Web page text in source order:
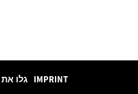
IMPRINT גלו